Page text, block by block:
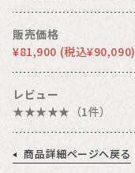
販売価格
¥81,900 (税込¥90,090)
レビュー
★★★★★ （1件）
商品詳細ページへ戻る